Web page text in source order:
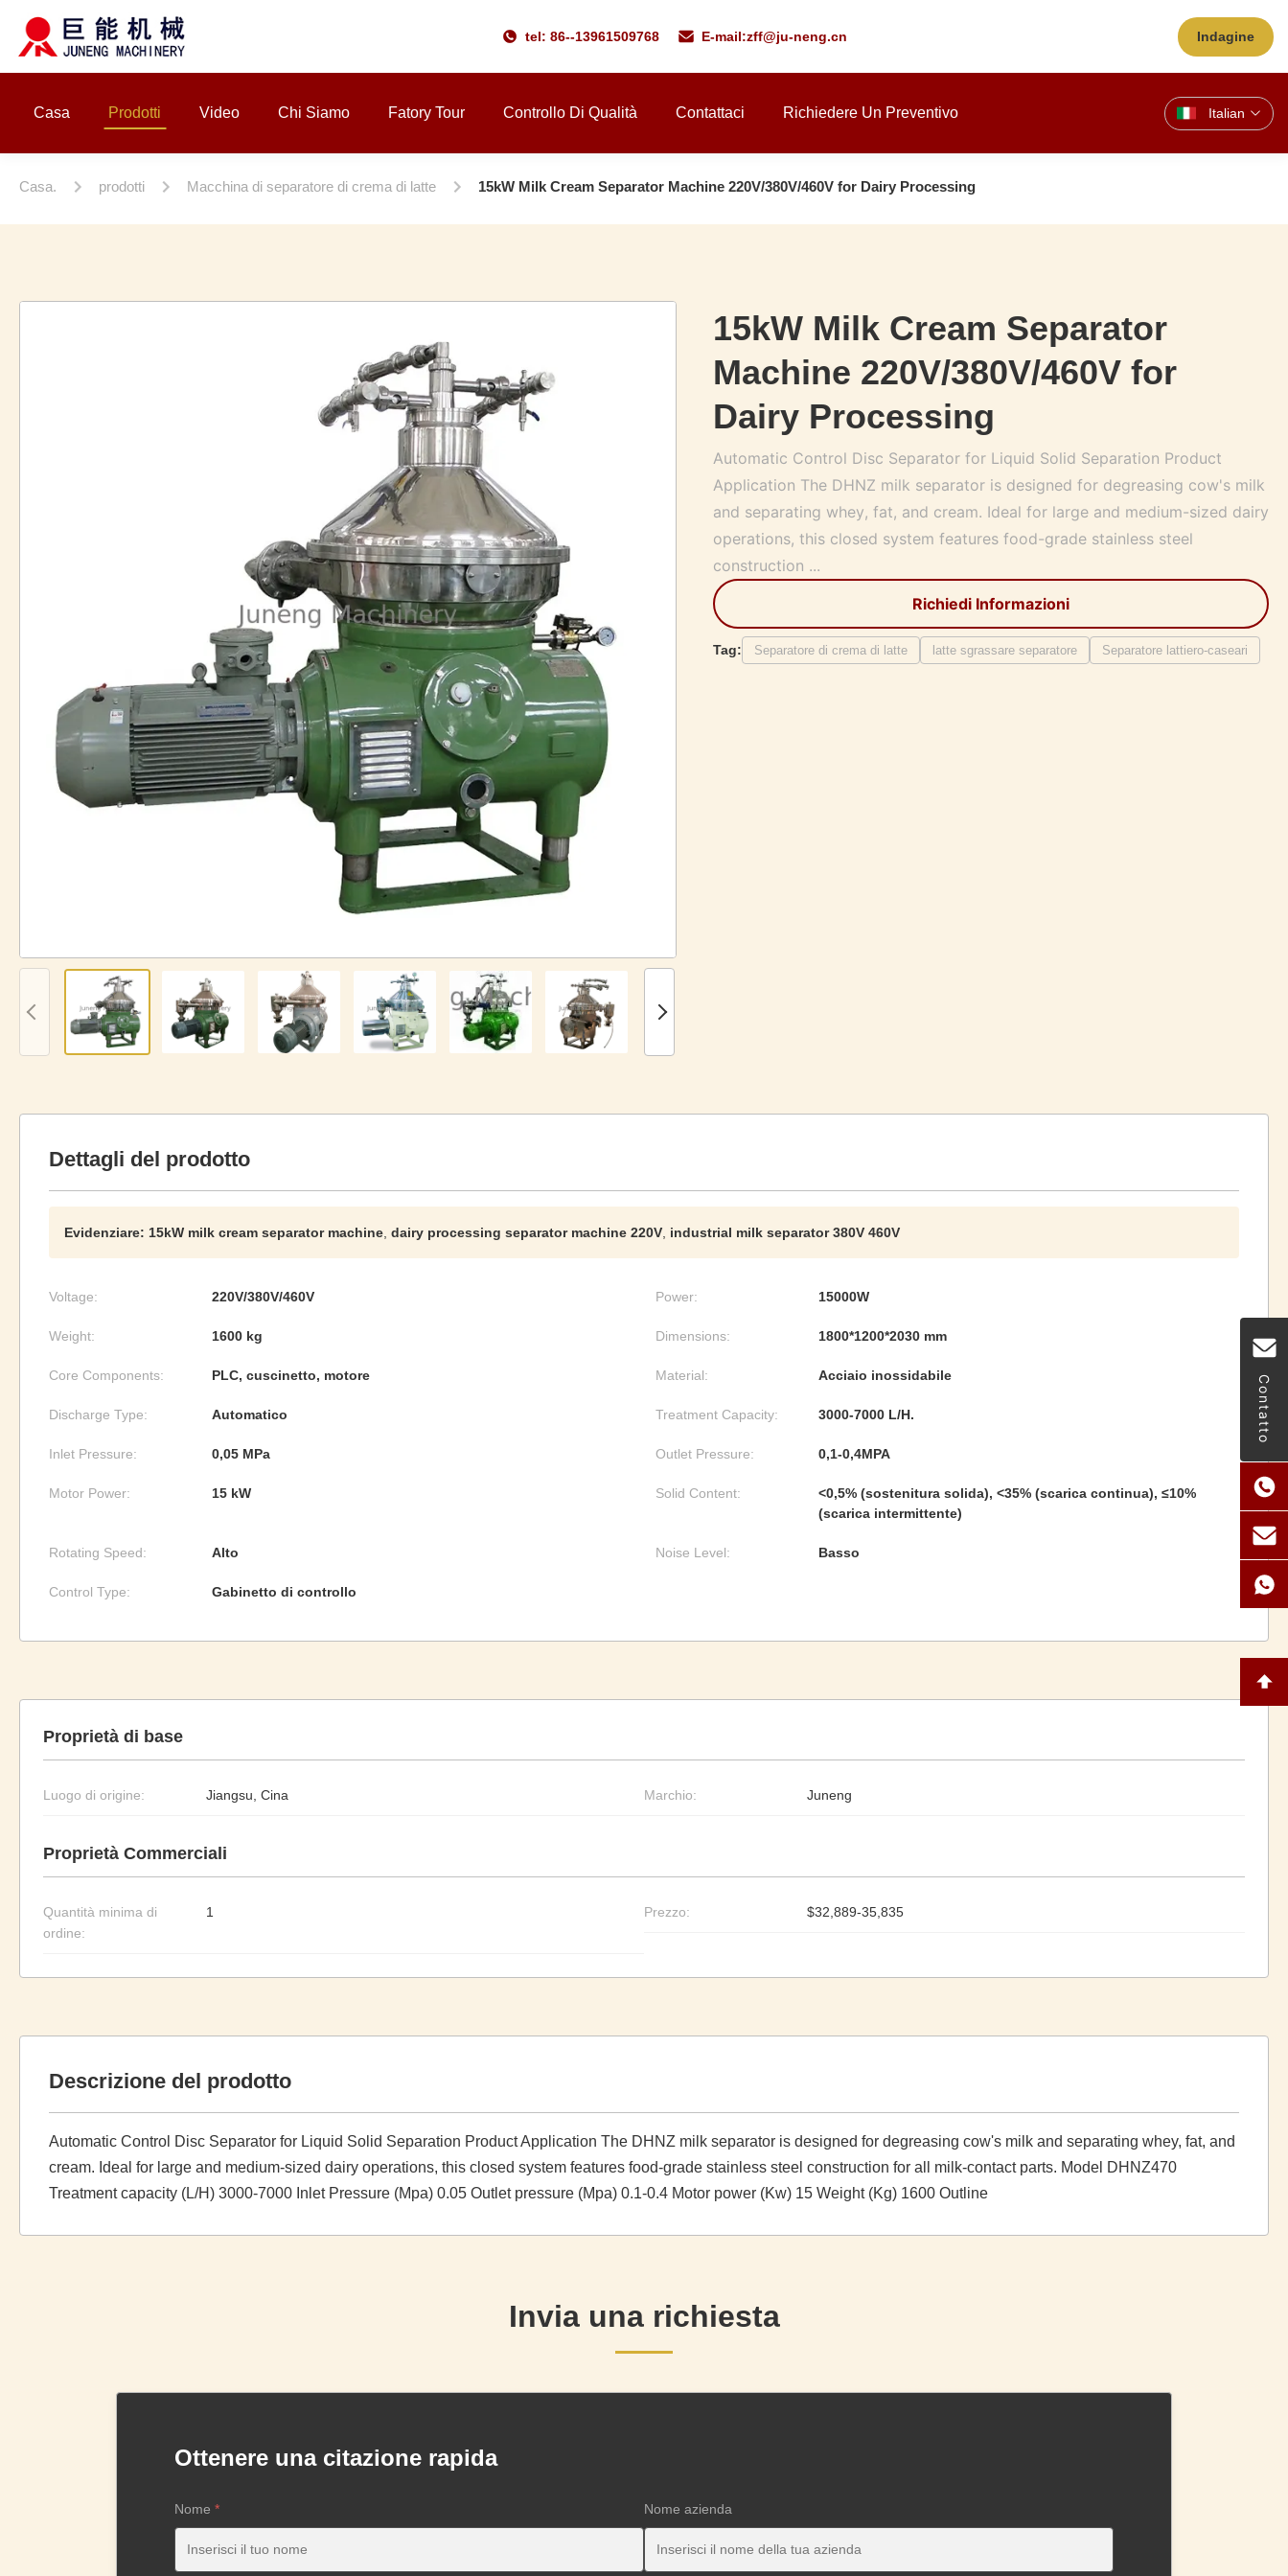
tel: 86--13961509768 E-mail:zff@ju-neng.cn Indagine
Casa Prodotti Video Chi Siamo Fatory Tour Controllo Di Qualità Contattaci Richiedere Un Preventivo Italian
Contatto
Casa. prodotti Macchina di separatore di crema di latte 15kW Milk Cream Separator Machine 220V/380V/460V for Dairy Processing
15kW Milk Cream Separator
Machine 220V/380V/460V for
Dairy Processing
Automatic Control Disc Separator for Liquid Solid Separation Product
Application The DHNZ milk separator is designed for degreasing cow's milk
and separating whey, fat, and cream. Ideal for large and medium-sized dairy
operations, this closed system features food-grade stainless steel
construction ...
Richiedi Informazioni
Tag: Separatore di crema di latte latte sgrassare separatore Separatore lattiero-caseari
Dettagli del prodotto
Evidenziare: 15kW milk cream separator machine dairy processing separator machine 220V industrial milk separator 380V 460V
Voltage: 220V/380V/460V Power: 15000W
Weight: 1600 kg Dimensions: 1800*1200*2030 mm
Core Components: PLC, cuscinetto, motore Material: Acciaio inossidabile
Discharge Type: Automatico Treatment Capacity: 3000-7000 L/H.
Inlet Pressure: 0,05 MPa Outlet Pressure: 0,1-0,4MPA
Motor Power: 15 kW Solid Content:
<0,5% (sostenitura solida), <35% (scarica continua), ≤10%
(scarica intermittente)
Rotating Speed: Alto Noise Level: Basso
Control Type: Gabinetto di controllo
Proprietà di base
Luogo di origine: Jiangsu, Cina Marchio: Juneng
Proprietà Commerciali
Quantità minima di
ordine:
1 Prezzo: $32,889-35,835
Descrizione del prodotto
Automatic Control Disc Separator for Liquid Solid Separation Product Application The DHNZ milk separator is designed for degreasing cow's milk and separating whey, fat, and
cream. Ideal for large and medium-sized dairy operations, this closed system features food-grade stainless steel construction for all milk-contact parts. Model DHNZ470
Treatment capacity (L/H) 3000-7000 Inlet Pressure (Mpa) 0.05 Outlet pressure (Mpa) 0.1-0.4 Motor power (Kw) 15 Weight (Kg) 1600 Outline
Invia una richiesta
Ottenere una citazione rapida
Nome * Nome azienda